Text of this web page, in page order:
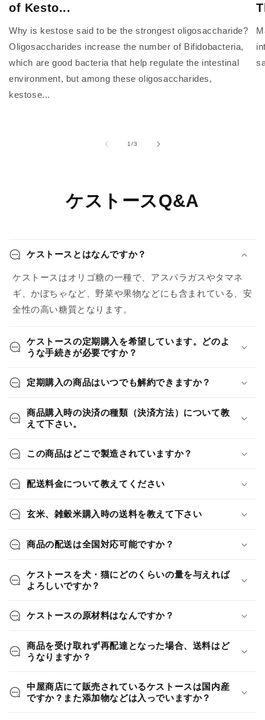
of Kesto...
Why is kestose said to be the strongest oligosaccharide?
Oligosaccharides increase the number of Bifidobacteria,
which are good bacteria that help regulate the intestinal
environment, but among these oligosaccharides,
kestose...
1/of
3
ケストースQ&A
ケストースとはなんですか？
ケストースはオリゴ糖の一種で、アスパラガスやタマネ
ギ、かぼちゃなど、野菜や果物などにも含まれている、安
全性の高い糖質となります。
ケストースの定期購入を希望しています。どのよ
うな手続きが必要ですか？
定期購入の商品はいつでも解約できますか？
商品購入時の決済の種類（決済方法）について教
えて下さい。
この商品はどこで製造されていますか？
配送料金について教えてください
玄米、雑穀米購入時の送料を教えて下さい
商品の配送は全国対応可能ですか？
ケストースを犬・猫にどのくらいの量を与えれば
よろしいですか？
ケストースの原材料はなんですか？
商品を受け取れず再配達となった場合、送料はど
うなりますか？
中屋商店にて販売されているケストースは国内産
ですか？また添加物などは入っでいますか？